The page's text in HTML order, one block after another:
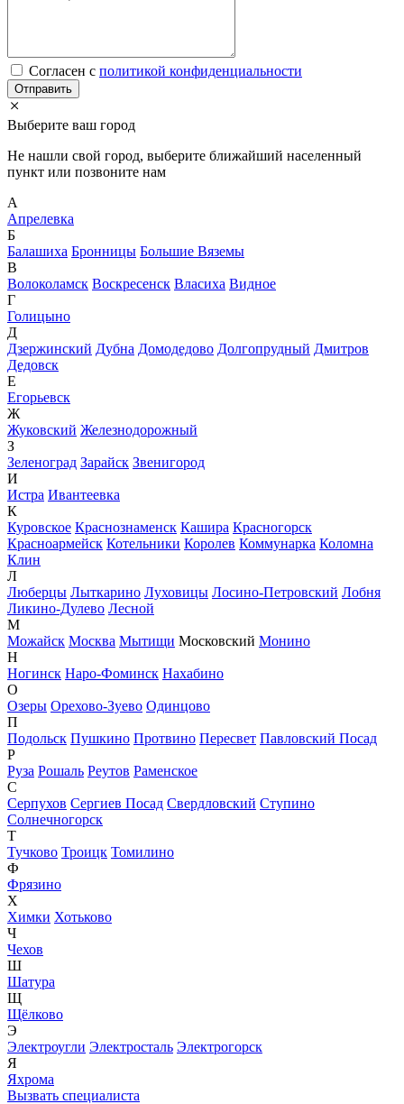
Cогласен с политикой конфиденциальности
Отправить
Выберите ваш город
Не нашли свой город, выберите ближайший населенный
пункт или позвоните нам
А
Апрелевка
Б
Балашиха Бронницы Большие Вяземы
В
Волоколамск Воскресенск Власиха Видное
Г
Голицыно
Д
Дзержинский Дубна Домодедово Долгопрудный Дмитров
Дедовск
Е
Егорьевск
Ж
Жуковский Железнодорожный
З
Зеленоград Зарайск Звенигород
И
Истра Ивантеевка
К
Куровское Краснознаменск Кашира Красногорск
Красноармейск Котельники Королев Коммунарка Коломна
Клин
Л
Люберцы Лыткарино Луховицы Лосино-Петровский Лобня
Ликино-Дулево Лесной
М
Можайск Москва Мытищи Московский Монино
Н
Ногинск Наро-Фоминск Нахабино
О
Озеры Орехово-Зуево Одинцово
П
Подольск Пушкино Протвино Пересвет Павловский Посад
Р
Руза Рошаль Реутов Раменское
С
Серпухов Сергиев Посад Свердловский Ступино
Солнечногорск
Т
Тучково Троицк Томилино
Ф
Фрязино
Х
Химки Хотьково
Ч
Чехов
Ш
Шатура
Щ
Щёлково
Э
Электроугли Электросталь Электрогорск
Я
Яхрома
Вызвать специалиста